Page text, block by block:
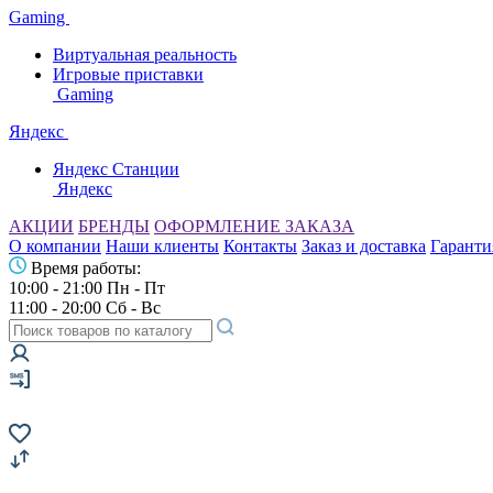
Gaming
Виртуальная реальность
Игровые приставки
Gaming
Яндекс
Яндекс Станции
Яндекс
АКЦИИ БРЕНДЫ ОФОРМЛЕНИЕ ЗАКАЗА
О компании Наши клиенты Контакты Заказ и доставка
Время работы:
10:00 - 21:00 Пн - Пт
11:00 - 20:00 Сб - Вс